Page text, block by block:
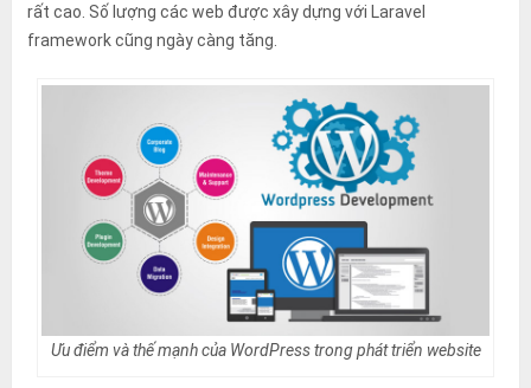
rất cao. Số lượng các web được xây dựng với Laravel
framework cũng ngày càng tăng.
Ưu điểm và thế mạnh của WordPress trong phát triển website